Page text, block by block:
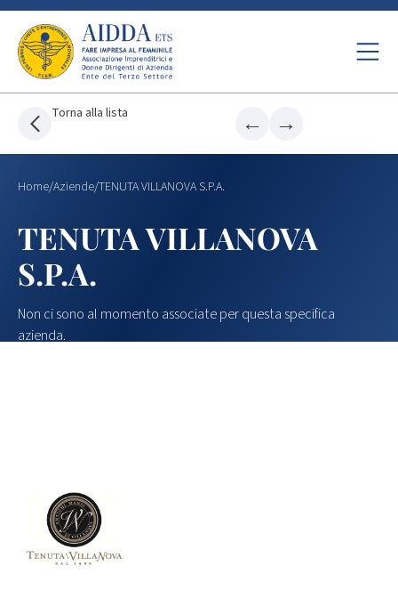
Torna alla lista ← →
Home/Aziende/TENUTA VILLANOVA S.P.A.
TENUTA VILLANOVA
S.P.A.
Non ci sono al momento associate per questa specifica
azienda.